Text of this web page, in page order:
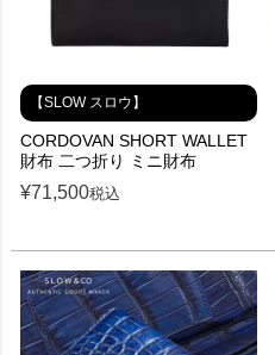
【SLOW スロウ】
CORDOVAN SHORT WALLET
財布 二つ折り ミニ財布
¥71,500税込